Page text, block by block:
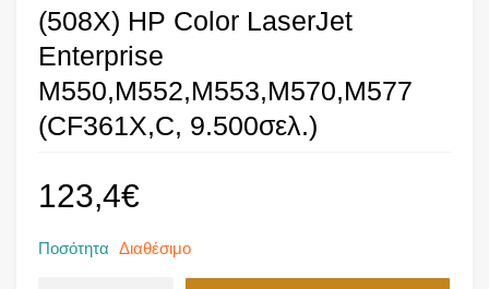
(508X) HP Color LaserJet
Enterprise
M550,M552,M553,M570,M577
(CF361X,C, 9.500σελ.)
123,4€
Ποσότητα Διαθέσιμο